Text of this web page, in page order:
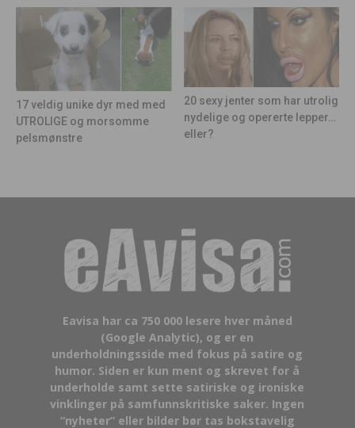
17 veldig unike dyr med med
UTROLIGE og morsomme
pelsmønstre
20 sexy jenter som har utrolig
nydelige og opererte lepper…
eller?
Eavisa har ca 750 000 lesere hver måned
(Google Analytic), og er en
underholdningsside med fokus på satire og
humor. Siden er kun ment og skrevet for å
underholde samt sette satiriske og ironiske
vinklinger på samfunnskritiske saker. Ingen
“nyheter” eller bilder bør tas bokstavelig